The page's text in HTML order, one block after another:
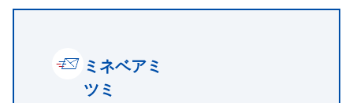
ミネベアミ
ツミ